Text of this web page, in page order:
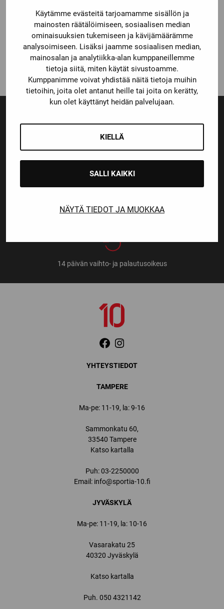
Käytämme evästeitä tarjoamamme sisällön ja
mainosten räätälöimiseen, sosiaalisen median
ominaisuuksien tukemiseen ja kävijämäärämme
analysoimiseen. Lisäksi jaamme sosiaalisen median,
mainosalan ja analytiikka-alan kumppaneillemme
tietoja siitä, miten käytät sivustoamme.
Kumppanimme voivat yhdistää näitä tietoja muihin
tietoihin, joita olet antanut heille tai joita on kerätty,
kun olet käyttänyt heidän palvelujaan.
KIELLÄ
SALLI KAIKKI
NÄYTÄ TIEDOT JA MUOKKAA
True
TRUE TF7
MAALIVAHDIN LUISTIN
399,00€ Alkuperäinen
hinta
oli:
399,00 €.
249,00€Nykyinen
hinta
on:
249,00 €.
14 päivän vaihto- ja palautusoikeus
YHTEYSTIEDOT
TAMPERE
Ma-pe: 11-19, la: 9-16
Sammonkatu 60,
33540 Tampere
Katso kartalla
Puh:03-2250000
Email: info@sportia-10.fi
JYVÄSKYLÄ
Ma-pe: 11-19, la: 10-16
Vasarakatu 25
40320 Jyväskylä
Katso kartalla
Puh. 050 4321142